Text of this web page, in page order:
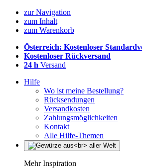
zur Navigation
zum Inhalt
zum Warenkorb
Österreich: Kostenloser
Kostenloser Rückversand
24 h Versand
Hilfe
Wo ist meine Bestellung?
Rücksendungen
Versandkosten
Zahlungsmöglichkeiten
Kontakt
Alle Hilfe-Themen
Mehr Inspiration